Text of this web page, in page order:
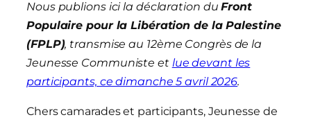
Nous publions ici la déclaration duFront
Populaire pour la Libération de la Palestine
(FPLP), transmise au 12ème Congrès de la
Jeunesse Communiste et lue devant les
participants, ce dimanche 5 avril 2026.
Chers camarades et participants, Jeunesse de